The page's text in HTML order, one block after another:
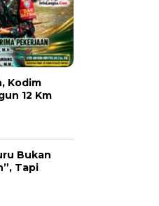
Kodim
12 Km
Bukan
Tapi